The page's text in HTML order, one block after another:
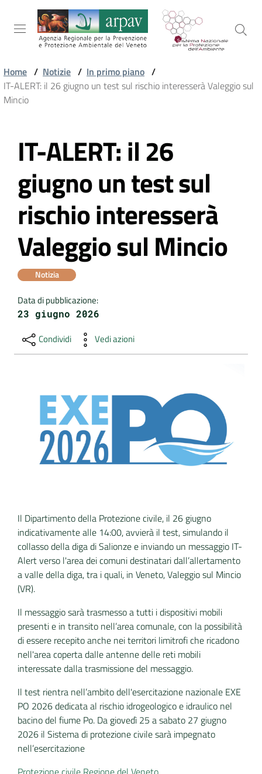
Salta al contenuto
Salta alla navigazione
Salta al footer
ARPAV
TEMI
AMBIENTALI
TERRITORIO
SERVIZI
AMBIENTALI
Home / Notizie / In primo piano /
IT-ALERT: il 26 giugno un test sul rischio interesserà Valeggio sul
Mincio
Vai al contenuto
IT-ALERT: il 26
giugno un test sul
rischio interesserà
Valeggio sul Mincio
Notizia
Data di pubblicazione:
23 giugno 2026
Condividi Vedi azioni
Il Dipartimento della Protezione civile, il 26 giugno
indicativamente alle 14:00, avvierà il test, simulando il
collasso della diga di Salionze e inviando un messaggio IT-
Alert verso l'area dei comuni destinatari dall’allertamento
a valle della diga, tra i quali, in Veneto, Valeggio sul Mincio
(VR).
Il messaggio sarà trasmesso a tutti i dispositivi mobili
presenti e in transito nell’area comunale, con la possibilità
di essere recepito anche nei territori limitrofi che ricadono
nell'area coperta dalle antenne delle reti mobili
interessate dalla trasmissione del messaggio.
Il test rientra nell’ambito dell'esercitazione nazionale EXE
PO 2026 dedicata al rischio idrogeologico e idraulico nel
bacino del fiume Po. Da giovedì 25 a sabato 27 giugno
2026 il Sistema di protezione civile sarà impegnato
nell’esercitazione